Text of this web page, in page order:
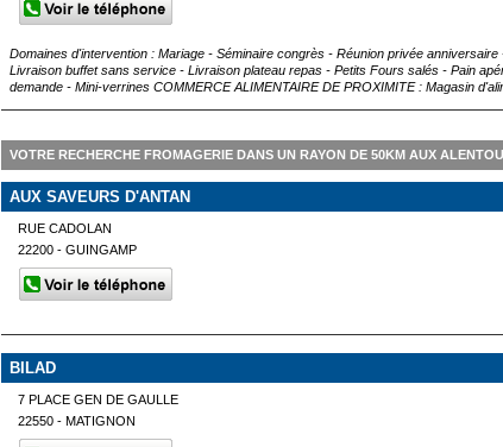
Domaines d'intervention : Mariage - Séminaire congrès - Réunion privée
Livraison buffet sans service - Livraison plateau repas - Petits Fours salés - Pain
demande - Mini-verrines COMMERCE ALIMENTAIRE DE PROXIMITE : Magasin
VOTRE RECHERCHE FROMAGERIE DANS UN RAYON DE 50KM AUX
AUX SAVEURS D'ANTAN
RUE CADOLAN
22200 - GUINGAMP
BILAD
7 PLACE GEN DE GAULLE
22550 - MATIGNON